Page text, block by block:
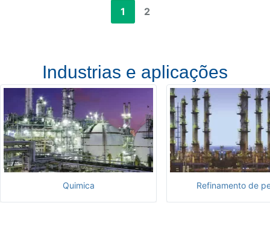
1 2
Industrias e aplicações
Refinamento de petróleo